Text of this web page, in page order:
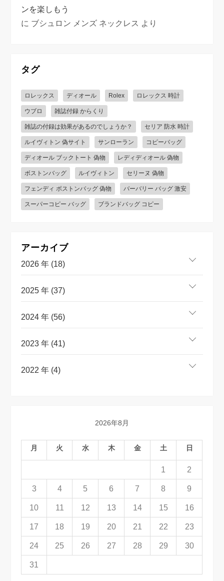
ンを楽しもう
に ブシュロン メンズ ネックレス より
タグ
ロレックス ディオール Rolex ロレックス 時計
ウブロ 雑誌付録 からくり
雑誌の付録は効果があるのでしょうか？ セリア 防水 時計
ルイヴィトン 偽サイト サンローラン コピーバッグ
ディオール ブックトート 偽物 レディディオール 偽物
ボストンバッグ ルイヴィトン セリーヌ 偽物
フェンディ ボストンバッグ 偽物 バーバリー バッグ 激安
スーパーコピー バッグ ブランドバッグ コピー
アーカイブ
2026 年 (18)
2025 年 (37)
2024 年 (56)
2023 年 (41)
2022 年 (4)
2026年8月
月 火 水 木 金 土 日
1 2
3 4 5 6 7 8 9
10 11 12 13 14 15 16
17 18 19 20 21 22 23
24 25 26 27 28 29 30
31